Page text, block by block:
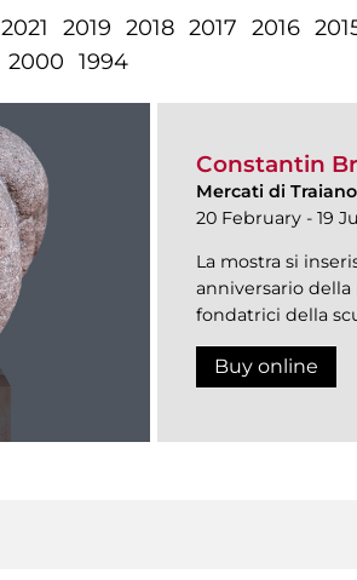
2021 2019 2018 2017 2016
2000 1994
Constantin
Mercati di
20 February - 19
La mostra si
anniversario della
fondatrici della
Buy online